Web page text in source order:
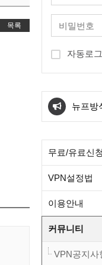
목록
자동로
아이폰
뉴프방
공지
KT서
와이드
니다.(
이 변
문참고)
와이드
OVPN
아이폰
무료/유료신청
VPN설정법
이용안내
커뮤니티
VPN공지사